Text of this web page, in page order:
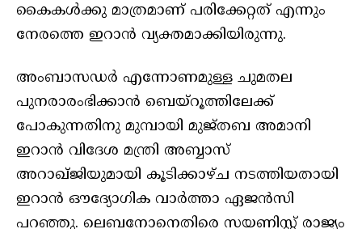
കൈകള്‍ക്കു മാത്രമാണ് പരിക്കേറ്റത് എന്നും
നേരത്തെ ഇറാന്‍ വ്യക്തമാക്കിയിരുന്നു.
അംബാസഡര്‍ എന്നോണമുള്ള ചുമതല
പുനരാരംഭിക്കാന്‍ ബെയ്‌റൂത്തിലേക്ക്
പോകുന്നതിനു മുമ്പായി മുജ്തബ അമാനി
ഇറാന്‍ വിദേശ മന്ത്രി അബ്ബാസ്
അറാഖ്ജിയുമായി കൂടിക്കാഴ്ച നടത്തിയതായി
ഇറാന്‍ ഔദ്യോഗിക വാര്‍ത്താ ഏജന്‍സി
പറഞ്ഞു. ലെബനോനെതിരെ സയണിസ്റ്റ് രാജ്യം